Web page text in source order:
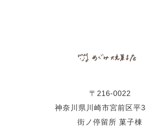
〒216-0022
神奈川県川崎市宮前区平
街ノ停留所 菓子棟